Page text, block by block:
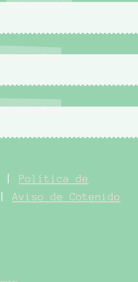
Política de
Aviso de Cotenido